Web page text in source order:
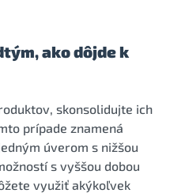
ako dôjde k
skonsolidujte ich
prípade znamená
úverom s nižšou
s vyššou dobou
využiť akýkoľvek